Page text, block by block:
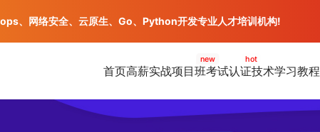
首页高薪实战项目班
new
考试认证
hot
技术学习教程
、网络安全、云原生、Go、Python开发专业人才培训机构!